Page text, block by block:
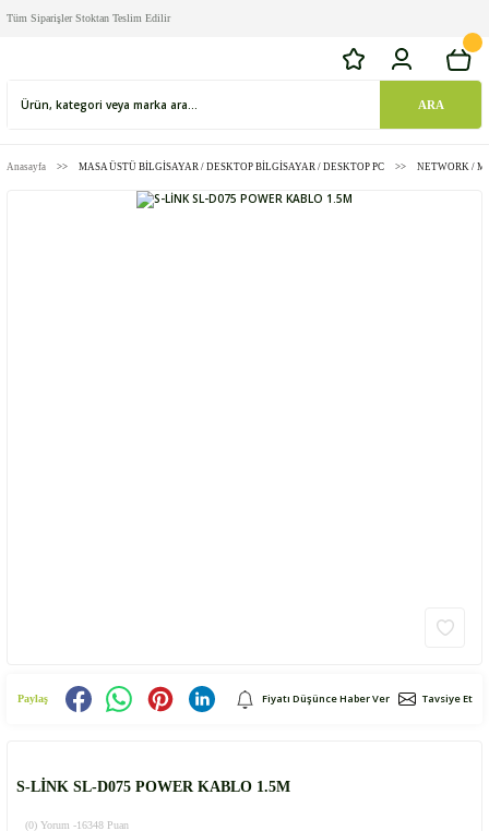
Tüm Siparişler Stoktan Teslim Edilir
ARA
Anasayfa MASA ÜSTÜ BİLGİSAYAR / DESKTOP BİLGİSAYAR / DESKTOP PC NETWORK /
Paylaş Fiyatı Düşünce Haber Ver Tavsiye Et
S-LİNK SL-D075 POWER KABLO 1.5M
(0) Yorum -16348 Puan